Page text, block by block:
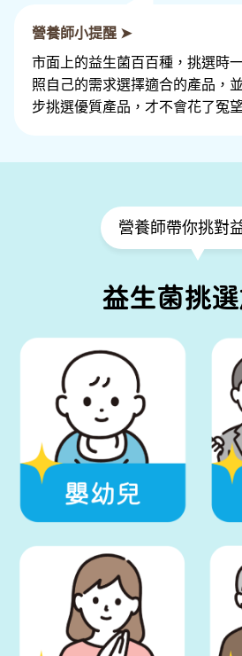
營養師小提醒 ➤
市面上的益生菌百百種，挑選時
照自己的需求選擇適合的產品，
步挑選優質產品，才不會花了冤望
營養師帶你挑對
益生菌挑